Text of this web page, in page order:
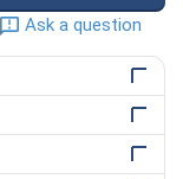
Ask a question